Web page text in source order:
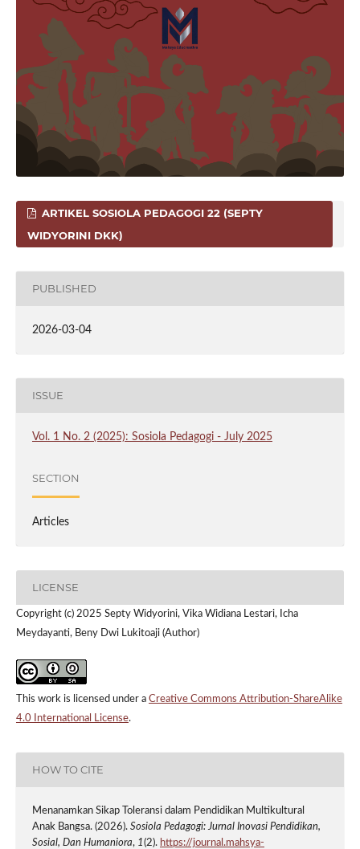
ARTIKEL SOSIOLA PEDAGOGI 22 (SEPTY
WIDYORINI DKK)
PUBLISHED
2026-03-04
ISSUE
Vol. 1 No. 2 (2025): Sosiola Pedagogi - July 2025
SECTION
Articles
LICENSE
Copyright (c) 2025 Septy Widyorini, Vika Widiana Lestari, Icha
Meydayanti, Beny Dwi Lukitoaji (Author)
This work is licensed under a Creative Commons Attribution-ShareAlike
4.0 International License.
HOW TO CITE
Menanamkan Sikap Toleransi dalam Pendidikan Multikultural
Anak Bangsa. (2026). Sosiola Pedagogi: Jurnal Inovasi Pendidikan,
Sosial, Dan Humaniora, 1(2). https://journal.mahsya-